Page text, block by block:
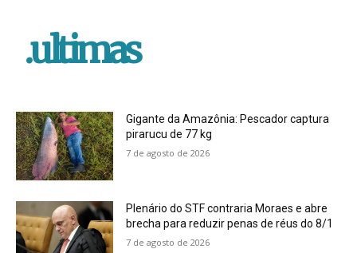
.ultimas
Gigante da Amazônia: Pescador captura
pirarucu de 77 kg
7 de agosto de 2026
Plenário do STF contraria Moraes e abre
brecha para reduzir penas de réus do 8/1
7 de agosto de 2026